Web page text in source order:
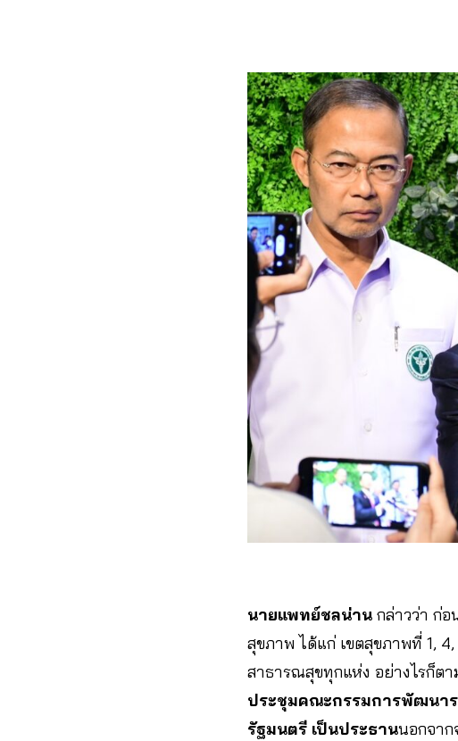
นายแพทย์ชลน่าน กล่าวว่า ก่
สุขภาพ ได้แก่ เขตสุขภาพที่ 1,
สาธารณสุขทุกแห่ง อย่างไรก็ต
ประชุมคณะกรรมการพัฒนา
รัฐมนตรี เป็นประธานนอกจาก